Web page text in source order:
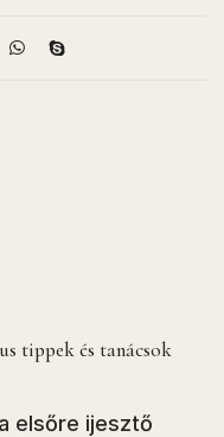
tippek és tanácsok
elsőre ijesztő